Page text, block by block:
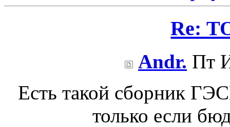
Re:
Andr. Пт
Есть такой сборник
только если